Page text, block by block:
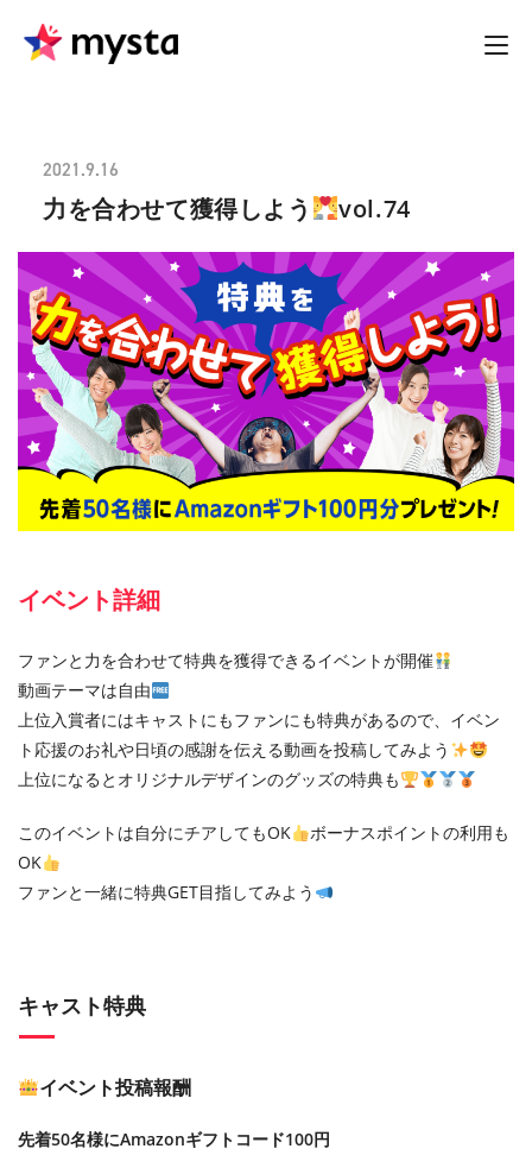
2021.9.16
力を合わせて獲得しよう vol.74
イベント詳細
ファンと力を合わせて特典を獲得できるイベントが開催
動画テーマは自由
上位入賞者にはキャストにもファンにも特典があるので、イベン
ト応援のお礼や日頃の感謝を伝える動画を投稿してみよう
上位になるとオリジナルデザインのグッズの特典も
このイベントは自分にチアしてもOK
ボーナスポイントの利用も
OK
ファンと一緒に特典GET目指してみよう
キャスト特典
イベント投稿報酬
先着50名様にAmazonギフトコード100円